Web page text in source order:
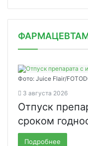
Фото: Juice Flair/
3 августа 2026
Отпуск
сроком
Подробнее